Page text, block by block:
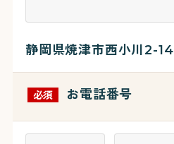
静岡県焼津市西小川2-14
必須 お電話番号